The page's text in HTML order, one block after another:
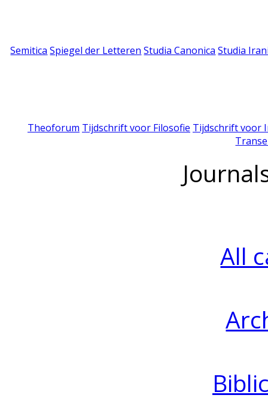
Semitica Spiegel der Letteren Studia Canonica Studia
Theoforum Tijdschrift voor Filosofie Tijdschrift voor
All